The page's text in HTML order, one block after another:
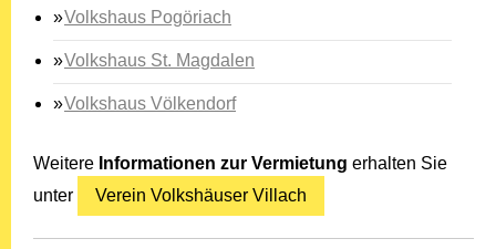
Volkshaus Pogöriach
Volkshaus St. Magdalen
Volkshaus Völkendorf
Weitere Informationen zur Vermietung erhalten Sie
unter
Verein Volkshäuser Villach